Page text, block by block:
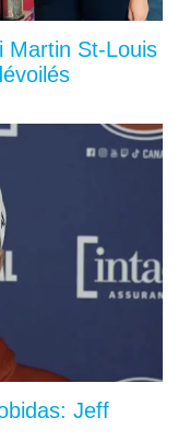
Martin St-Louis
Jeff